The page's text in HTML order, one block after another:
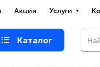
Акции Услуги
Каталог